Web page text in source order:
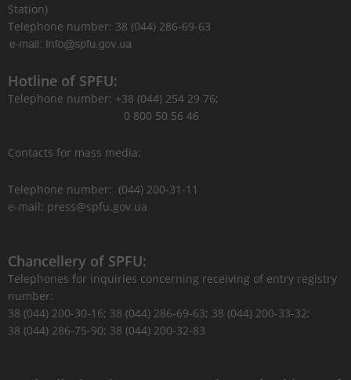
Station)
Telephone number: 38 (044) 286-69-63
Hotline of SPFU:
Telephone number: +38 (044) 254 29 76;
0 800 50 56 46
Contacts for mass media:
Telephone number: (044) 200-31-11
e-mail: press@spfu.gov.ua
Chancellery of SPFU:
Telephones for inquiries concerning receiving of entry registry
number:
38 (044) 200-30-16; 38 (044) 286-69-63; 38 (044) 200-33-32;
38 (044) 286-75-90; 38 (044) 200-32-83